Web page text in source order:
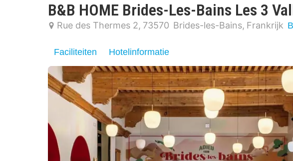
B&B HOME Brides-Les-Bains Les 3
Rue des Thermes 2 73570 Brides-les-Bains Frankrijk
Faciliteiten Hotelinformatie